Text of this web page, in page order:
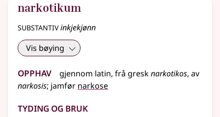
narkotikum
substantivinkjekjønn
Vis bøying
Opphav gjennom latin, frå gresknarkotikos, av
narkosis; jamfør narkose
Tyding og bruk